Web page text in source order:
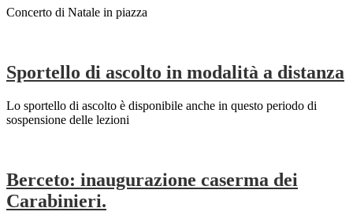
Concerto di Natale in piazza
Sportello di ascolto in modalità a distanza
Lo sportello di ascolto è disponibile anche in questo periodo di
sospensione delle lezioni
Berceto: inaugurazione caserma dei
Carabinieri.